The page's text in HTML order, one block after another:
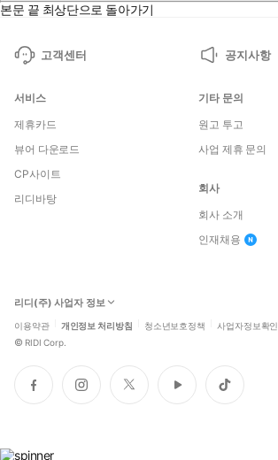
본문 끝 최상단으로 돌아가기
고객센터 공지사항
서비스
제휴카드
뷰어 다운로드
CP사이트
리디바탕
기타 문의
원고 투고
사업 제휴 문의
회사
회사 소개
인재채용
리디(주) 사업자 정보
이용약관 개인정보 처리방침 청소년보호정책 사업자정보확인
© RIDI Corp.
페
이
인
스
트
위
유
튜
틱
톡